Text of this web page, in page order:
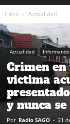
Inicio Actualidad
Actualidad
Crimen
victima
y nunca
Por Radio SAGO - 21